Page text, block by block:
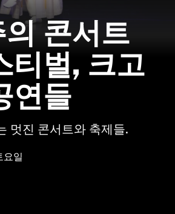
의 콘서트
티벌, 크고
연들
멋진 콘서트와 축제들.
요일